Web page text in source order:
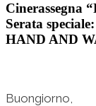
Cinerassegna
Serata
HAND AND
Buongiorno,